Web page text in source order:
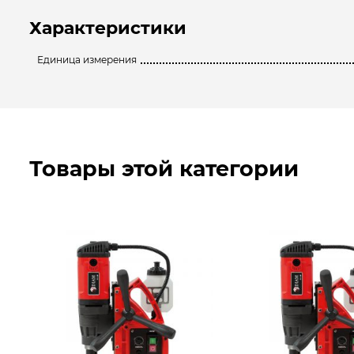
Характеристики
Единица измерения
Товары этой категории